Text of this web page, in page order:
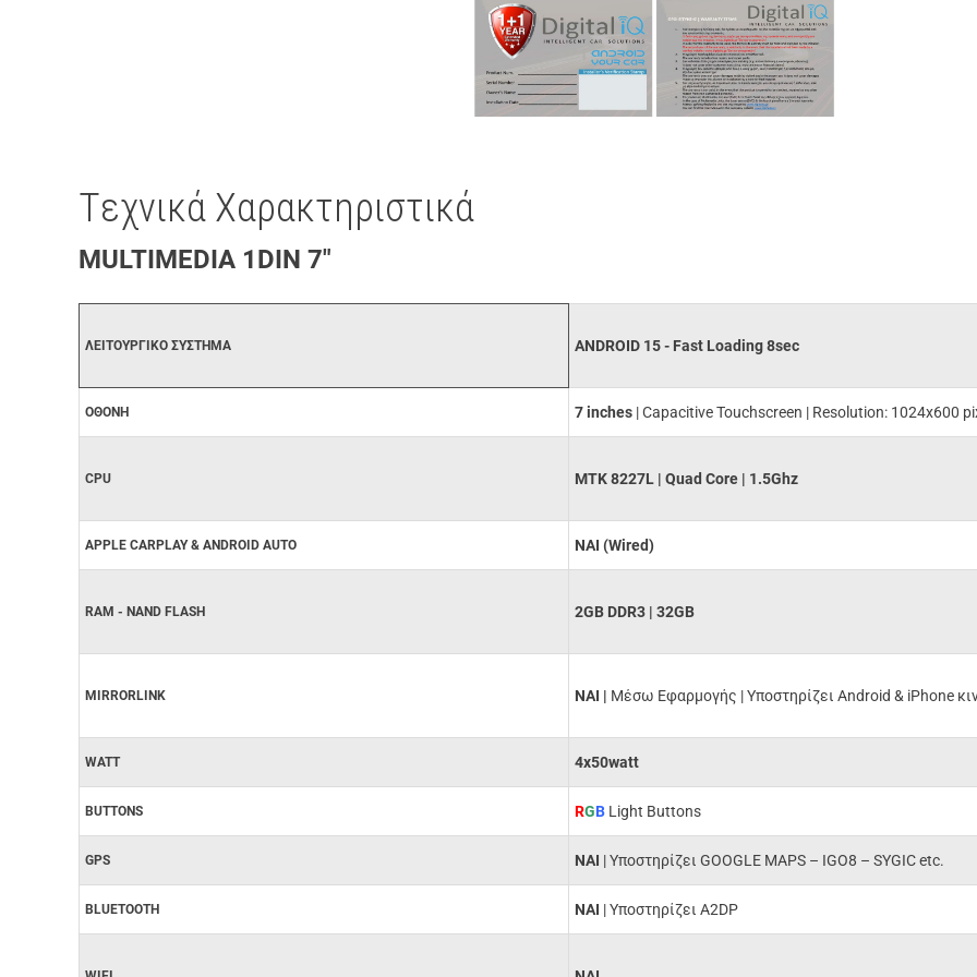
Tεχνικά Χαρακτηριστικά
MULTIMEDIA 1DIN 7"
ΛΕΙΤΟΥΡΓΙΚΟ ΣΥΣΤΗΜΑ ANDROID 15 - Fast Loading 8sec
ΟΘΟΝΗ 7 inches | Capacitive Touchscreen | Resolution: 1024x600
CPU MTK 8227L | Quad Core | 1.5Ghz
APPLE CARPLAY & ANDROID AUTO ΝΑΙ (Wired)
RAM - NAND FLASH 2GB DDR3 | 32GB
MIRRORLINK NAI | Μέσω Εφαρμογής | Υποστηρίζει Android & iPhone
WATT 4x50watt
BUTTONS RGB Light Buttons
GPS NAI | Υποστηρίζει GOOGLE MAPS – IGO8 – SYGIC etc.
BLUETOOTH ΝΑΙ | Υποστηρίζει A2DP